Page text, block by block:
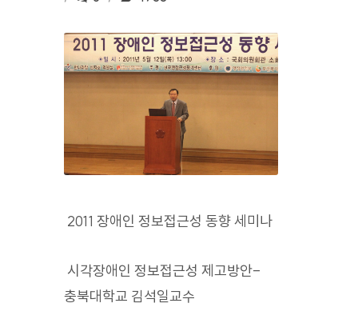
2011 장애인 정보접근성 동향 세미나
시각장애인 정보접근성 제고방안-
충북대학교 김석일교수